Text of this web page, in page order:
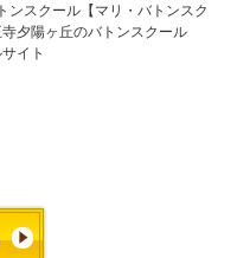
ンスクール【マリ・バトンスク
夕陽ヶ丘のバトンスクール
イト